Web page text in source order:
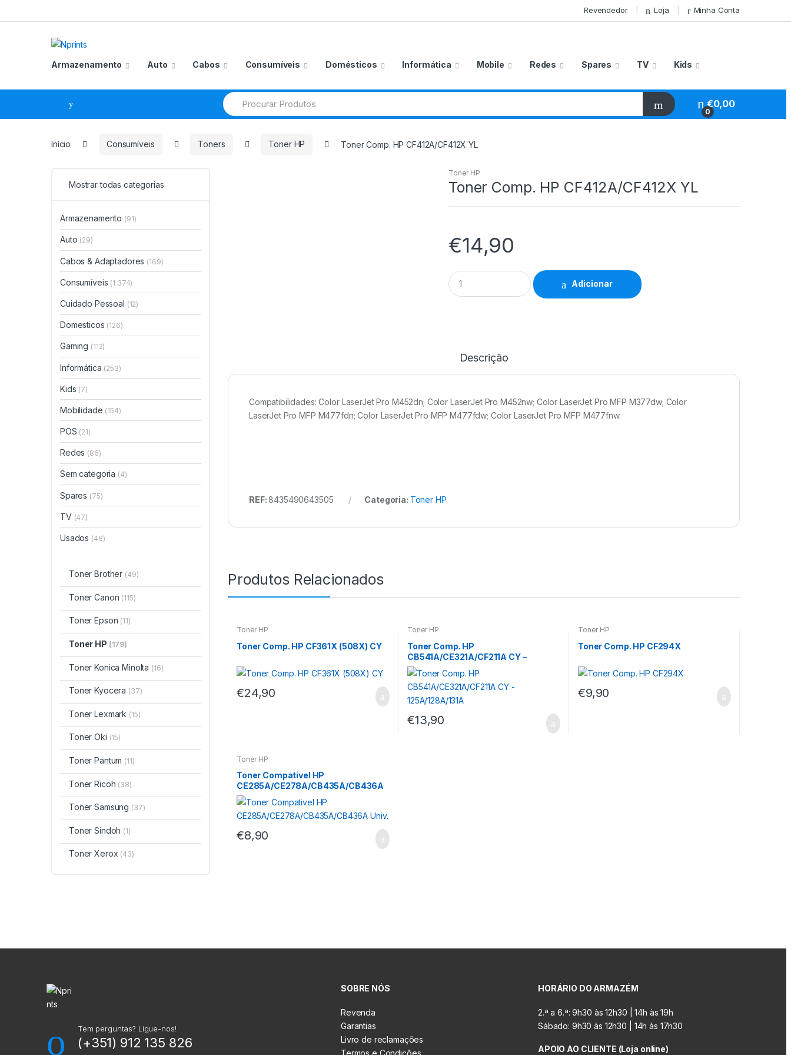
para
para
Revendedor Loja Minha Conta
Armazenamento Auto Cabos Consumíveis Domésticos Informática Mobile Redes Spares TV Kids
Procurar
por:
0
€0,00
Início Consumíveis Toners Toner HP Toner Comp. HP CF412A/CF412X YL
Toner HP
Toner Comp. HP CF412A/CF412X YL
€14,90
Toner
Comp.
HP
Adicionar
Descrição
Compatibilidades: Color LaserJet Pro M452dn; Color LaserJet Pro M452nw; Color LaserJet Pro MFP M377dw; Color
LaserJet Pro MFP M477fdn; Color LaserJet Pro MFP M477fdw; Color LaserJet Pro MFP M477fnw.
REF:8435490643505 Categoria: Toner HP
Produtos Relacionados
Toner HP
Toner Comp. HP CF361X (508X) CY
€24,90
Toner HP
Toner Comp. HP
CB541A/CE321A/CF211A CY –
125A/128A/131A
€13,90
Toner HP
Toner Comp. HP CF294X
€9,90
Toner HP
Toner Compativel HP
CE285A/CE278A/CB435A/CB436A
Univ.
€8,90
Mostrar todas categorias
Armazenamento (91)
Auto (29)
Cabos & Adaptadores (169)
Consumíveis (1.374)
Cuidado Pessoal (12)
Domesticos (126)
Gaming (112)
Informática (253)
Kids (7)
Mobilidade (154)
POS (21)
Redes (86)
Sem categoria (4)
Spares (75)
TV (47)
Usados (48)
Toner Brother (49)
Toner Canon (115)
Toner Epson (11)
Toner HP (179)
Toner Konica Minolta (16)
Toner Kyocera (37)
Toner Lexmark (15)
Toner Oki (15)
Toner Pantum (11)
Toner Ricoh (38)
Toner Samsung (37)
Toner Sindoh (1)
Toner Xerox (43)
Tem perguntas? Ligue-nos!
(+351) 912 135 826
SOBRE NÓS
Revenda
Garantias
Livro de reclamações
Termos e Condições
HORÁRIO DO ARMAZÉM
2.ª a 6.ª: 9h30 às 12h30 | 14h às 19h
Sábado: 9h30 às 12h30 | 14h às 17h30
APOIO AO CLIENTE (Loja online)